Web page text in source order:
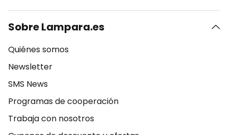
Sobre Lampara.es
Quiénes somos
Newsletter
SMS News
Programas de cooperación
Trabaja con nosotros